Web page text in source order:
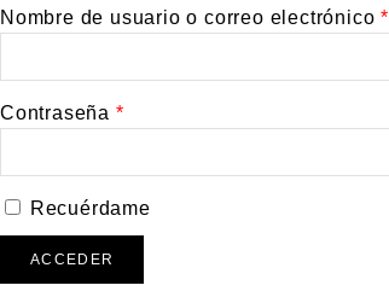
Nombre de usuario o correo electrónico*
Contraseña *
Recuérdame
ACCEDER